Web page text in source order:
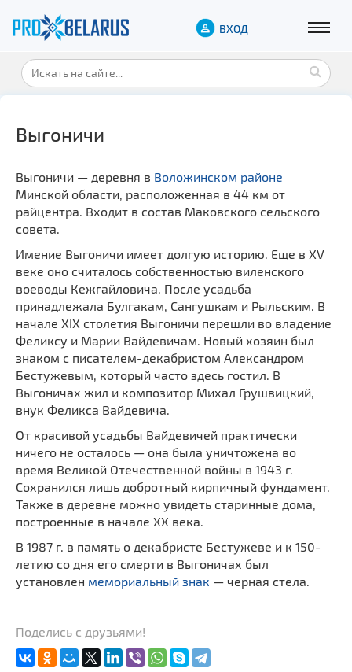
ВХОД
Выгоничи
Выгоничи — деревня в Воложинском районе
Минской области, расположенная в 44 км от
райцентра. Входит в состав Маковского сельского
совета.
Имение Выгоничи имеет долгую историю. Еще в XV
веке оно считалось собственностью виленского
воеводы Кежгайловича. После усадьба
принадлежала Булгакам, Сангушкам и Рыльским. В
начале XIX столетия Выгоничи перешли во владение
Феликсу и Марии Вайдевичам. Новый хозяин был
знаком с писателем-декабристом Александром
Бестужевым, который часто здесь гостил. В
Выгоничах жил и композитор Михал Грушвицкий,
внук Феликса Вайдевича.
От красивой усадьбы Вайдевичей практически
ничего не осталось — она была уничтожена во
время Великой Отечественной войны в 1943 г.
Сохранился лишь добротный кирпичный фундамент.
Также в деревне можно увидеть старинные дома,
построенные в начале XX века.
В 1987 г. в память о декабристе Бестужеве и к 150-
летию со дня его смерти в Выгоничах был
установлен мемориальный знак — черная стела.
Поделись с друзьями!